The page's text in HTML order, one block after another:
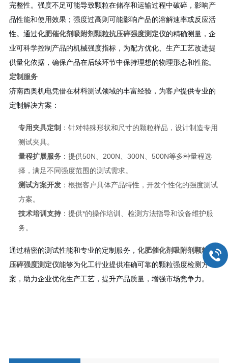
完整性。强度不足可能导致颗粒在储存和运输过程中破碎，影响产
品性能和使用效果；强度过高则可能影响产品的溶解速率或反应活
性。通过化肥催化剂吸附剂颗粒抗压碎强度测定仪的精确测量，企
业可科学控制产品的机械强度指标，为配方优化、生产工艺改进提
供量化依据，确保产品在后续环节中保持理想的物理形态和性能。
定制服务
济南西奥机电凭借在材料测试领域的丰富经验，为客户提供专业的
定制解决方案：
专用夹具定制 ：针对特殊形状和尺寸的颗粒样品，设计制造专用
测试夹具。
量程扩展服务：提供50N、200N、300N、500N等多种量程选
择，满足不同强度范围的测试需求。
测试方案开发：根据客户具体产品特性，开发个性化的强度测试
方案。
技术培训支持：提供*的操作培训、检测方法指导和设备维护服
务。
通过精密的测试性能和专业的定制服务， 化肥催化剂吸附剂颗粒抗
压碎强度测定仪能够为化工行业提供准确可靠的颗粒强度检测方
案，助力企业优化生产工艺，提升产品质量，增强市场竞争力。